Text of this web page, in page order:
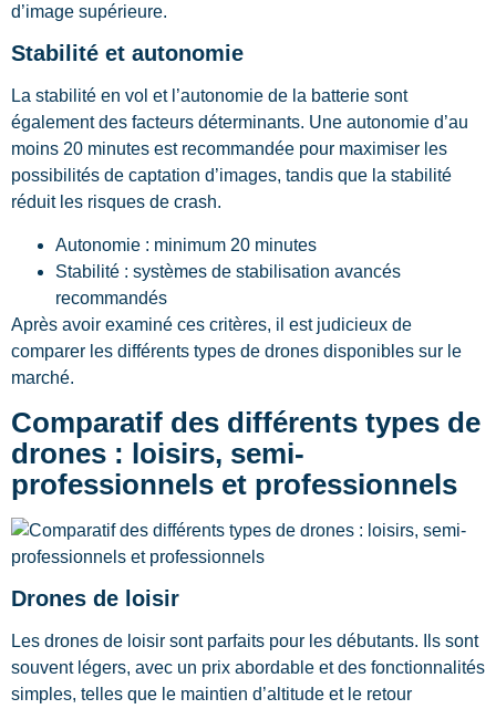
d’image supérieure.
Stabilité et autonomie
La stabilité en vol et l’autonomie de la batterie sont
également des facteurs déterminants. Une autonomie d’au
moins 20 minutes est recommandée pour maximiser les
possibilités de captation d’images, tandis que la stabilité
réduit les risques de crash.
Autonomie : minimum 20 minutes
Stabilité : systèmes de stabilisation avancés
recommandés
Après avoir examiné ces critères, il est judicieux de
comparer les différents types de drones disponibles sur le
marché.
Comparatif des différents types de
drones : loisirs, semi-
professionnels et professionnels
Drones de loisir
Les drones de loisir sont parfaits pour les débutants. Ils sont
souvent légers, avec un prix abordable et des fonctionnalités
simples, telles que le maintien d’altitude et le retour